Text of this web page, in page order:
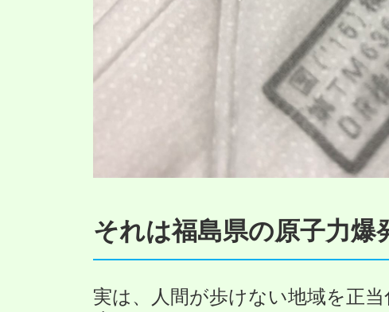
それは福島県の原子力爆
実は、人間が歩けない地域を正